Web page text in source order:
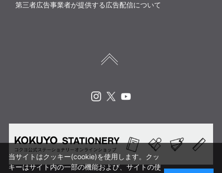
第三者広告事業者が提供する広告配信について
当サイトはクッキー(cookie)を使用します。クッ
キーはサイト内の一部の機能および、サイトの使